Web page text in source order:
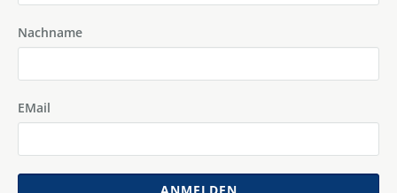
Nachname
EMail